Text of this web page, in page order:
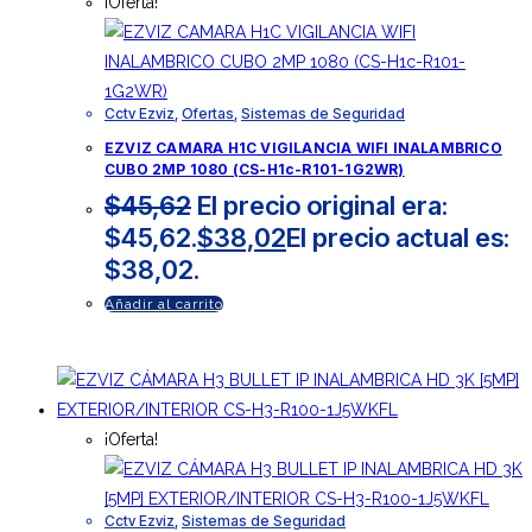
Cctv Ezviz, Ofertas, Sistemas de Seguridad
EZVIZ CAMARA H1C VIGILANCIA WIFI INALAMBRICO
CUBO 2MP 1080 (CS-H1c-R101-1G2WR)
$45,62 El precio original era:
$45,62.$38,02El precio actual es:
$38,02.
Añadir al carrito
¡Oferta!
Cctv Ezviz, Sistemas de Seguridad